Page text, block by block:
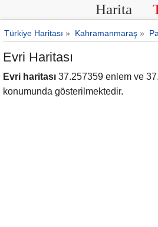
Harita
Türkiye Haritası » Kahramanmaraş »
Evri Haritası
Evri haritası 37.257359 enlem ve
konumunda gösterilmektedir.